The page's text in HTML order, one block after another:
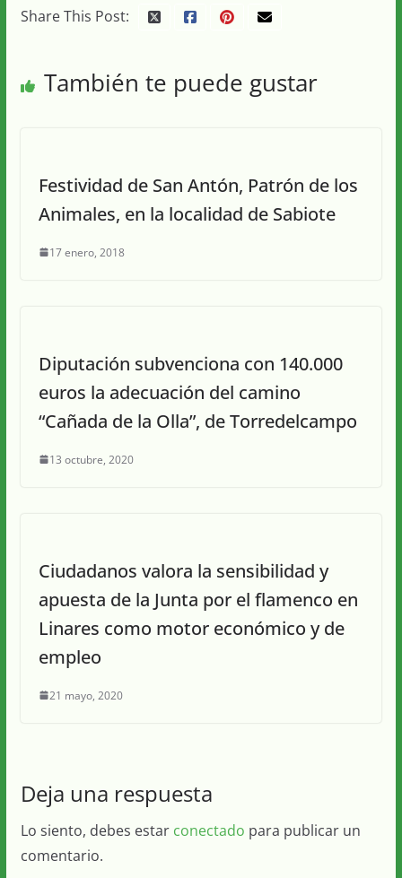
Share This Post:
También te puede gustar
Festividad de San Antón, Patrón de los
Animales, en la localidad de Sabiote
17 enero, 2018
Diputación subvenciona con 140.000
euros la adecuación del camino
“Cañada de la Olla”, de Torredelcampo
13 octubre, 2020
Ciudadanos valora la sensibilidad y
apuesta de la Junta por el flamenco en
Linares como motor económico y de
empleo
21 mayo, 2020
Deja una respuesta
Lo siento, debes estar conectado para publicar un
comentario.